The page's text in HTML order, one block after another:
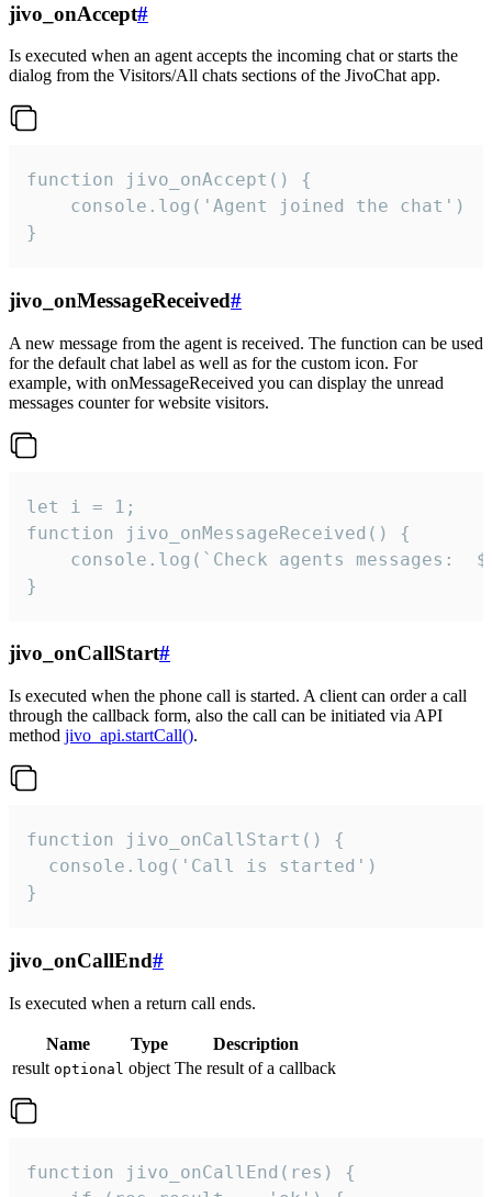
jivo_onAccept#
Is executed when an agent accepts the incoming chat or starts the
dialog from the Visitors/All chats sections of the JivoChat app.
function jivo_onAccept() {
}
jivo_onMessageReceived#
A new message from the agent is received. The function can be used
for the default chat label as well as for the custom icon. For
example, with onMessageReceived you can display the unread
messages counter for website visitors.
let i = 1;
function jivo_onMessageReceived() {
}
jivo_onCallStart#
Is executed when the phone call is started. A client can order a call
through the callback form, also the call can be initiated via API
method jivo_api.startCall().
function jivo_onCallStart() {
  console.log('Call is started')
}
jivo_onCallEnd#
Is executed when a return call ends.
Name Type
Description
result optional object The result of a callback
function jivo_onCallEnd(res) {